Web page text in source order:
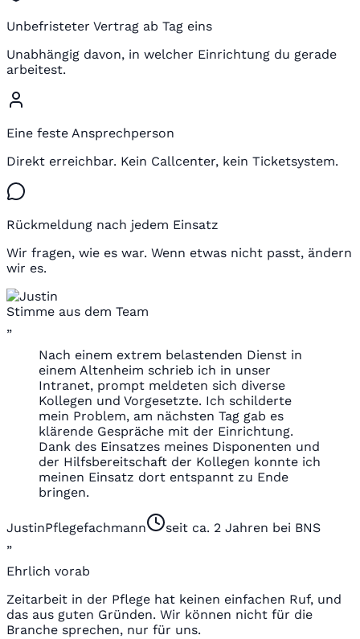
Unbefristeter Vertrag ab Tag eins
Unabhängig davon, in welcher Einrichtung du gerade
arbeitest.
Eine feste Ansprechperson
Direkt erreichbar. Kein Callcenter, kein Ticketsystem.
Rückmeldung nach jedem Einsatz
Wir fragen, wie es war. Wenn etwas nicht passt, ändern
wir es.
Stimme aus dem Team
„
Nach einem extrem belastenden Dienst in
einem Altenheim schrieb ich in unser
Intranet, prompt meldeten sich diverse
Kollegen und Vorgesetzte. Ich schilderte
mein Problem, am nächsten Tag gab es
klärende Gespräche mit der Einrichtung.
Dank des Einsatzes meines Disponenten und
der Hilfsbereitschaft der Kollegen konnte ich
meinen Einsatz dort entspannt zu Ende
bringen.
JustinPflegefachmann
seit ca. 2 Jahren bei BNS
„
Ehrlich vorab
Zeitarbeit in der Pflege hat keinen einfachen Ruf, und
das aus guten Gründen. Wir können nicht für die
Branche sprechen, nur für uns.